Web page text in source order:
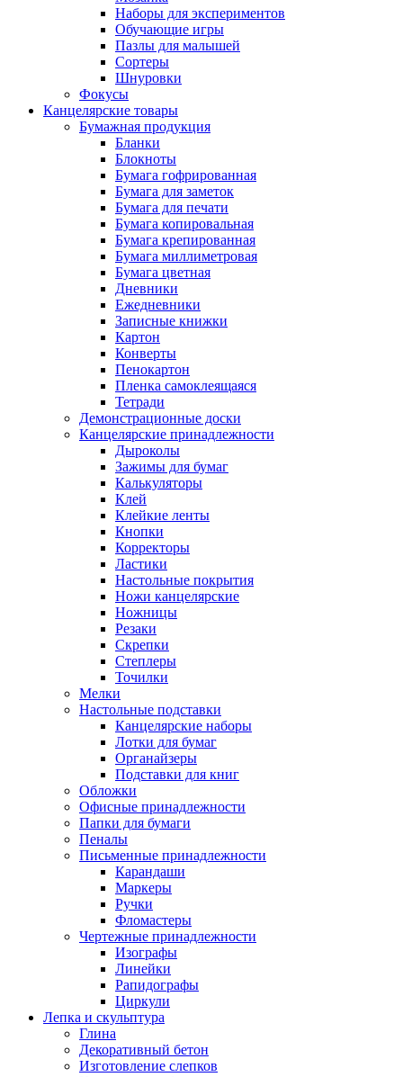
Наборы для экспериментов
Обучающие игры
Пазлы для малышей
Сортеры
Шнуровки
Фокусы
Канцелярские товары
Бумажная продукция
Бланки
Блокноты
Бумага гофрированная
Бумага для заметок
Бумага для печати
Бумага копировальная
Бумага крепированная
Бумага миллиметровая
Бумага цветная
Дневники
Ежедневники
Записные книжки
Картон
Конверты
Пенокартон
Пленка самоклеящаяся
Тетради
Демонстрационные доски
Канцелярские принадлежности
Дыроколы
Зажимы для бумаг
Калькуляторы
Клей
Клейкие ленты
Кнопки
Корректоры
Ластики
Настольные покрытия
Ножи канцелярские
Ножницы
Резаки
Скрепки
Степлеры
Точилки
Мелки
Настольные подставки
Канцелярские наборы
Лотки для бумаг
Органайзеры
Подставки для книг
Обложки
Офисные принадлежности
Папки для бумаги
Пеналы
Письменные принадлежности
Карандаши
Маркеры
Ручки
Фломастеры
Чертежные принадлежности
Изографы
Линейки
Рапидографы
Циркули
Лепка и скульптура
Глина
Декоративный бетон
Изготовление слепков